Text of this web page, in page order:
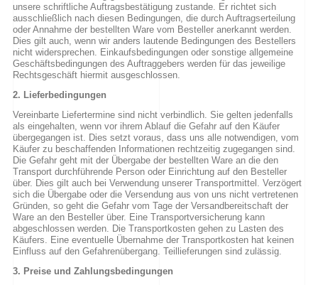
unsere schriftliche Auftragsbestätigung zustande. Er richtet sich
ausschließlich nach diesen Bedingungen, die durch Auftragserteilung
oder Annahme der bestellten Ware vom Besteller anerkannt werden.
Dies gilt auch, wenn wir anders lautende Bedingungen des Bestellers
nicht widersprechen. Einkaufsbedingungen oder sonstige allgemeine
Geschäftsbedingungen des Auftraggebers werden für das jeweilige
Rechtsgeschäft hiermit ausgeschlossen.
2. Lieferbedingungen
Vereinbarte Liefertermine sind nicht verbindlich. Sie gelten jedenfalls
als eingehalten, wenn vor ihrem Ablauf die Gefahr auf den Käufer
übergegangen ist. Dies setzt voraus, dass uns alle notwendigen, vom
Käufer zu beschaffenden Informationen rechtzeitig zugegangen sind.
Die Gefahr geht mit der Übergabe der bestellten Ware an die den
Transport durchführende Person oder Einrichtung auf den Besteller
über. Dies gilt auch bei Verwendung unserer Transportmittel. Verzögert
sich die Übergabe oder die Versendung aus von uns nicht vertretenen
Gründen, so geht die Gefahr vom Tage der Versandbereitschaft der
Ware an den Besteller über. Eine Transportversicherung kann
abgeschlossen werden. Die Transportkosten gehen zu Lasten des
Käufers. Eine eventuelle Übernahme der Transportkosten hat keinen
Einfluss auf den Gefahrenübergang. Teillieferungen sind zulässig.
3. Preise und Zahlungsbedingungen